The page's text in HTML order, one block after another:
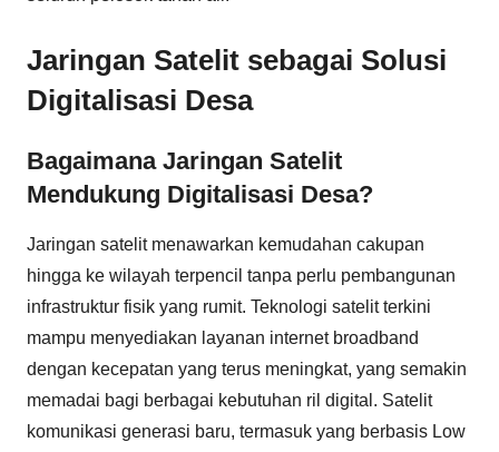
Jaringan Satelit sebagai Solusi
Digitalisasi Desa
Bagaimana Jaringan Satelit
Mendukung Digitalisasi Desa?
Jaringan satelit menawarkan kemudahan cakupan
hingga ke wilayah terpencil tanpa perlu pembangunan
infrastruktur fisik yang rumit. Teknologi satelit terkini
mampu menyediakan layanan internet broadband
dengan kecepatan yang terus meningkat, yang semakin
memadai bagi berbagai kebutuhan ril digital. Satelit
komunikasi generasi baru, termasuk yang berbasis Low